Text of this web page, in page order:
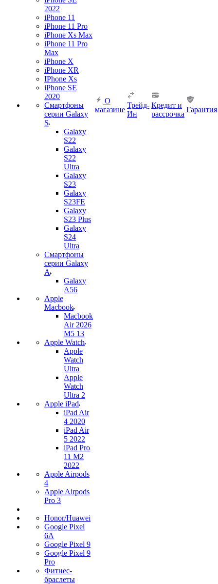
2022
iPhone 11
iPhone 11 Pro
iPhone Xs Max
iPhone 11 Pro
Max
iPhone X
iPhone XR
IPhone Xs
iPhone SE
2020
Смартфоны
серии Galaxy
S
Galaxy
S22
Galaxy
S22
Ultra
Galaxy
S23
Galaxy
S23FE
Galaxy
S23 Plus
Galaxy
S24
Ultra
Смартфоны
серии Galaxy
A
Galaxy
A56
Apple
Macbook
Macbook
Air 2026
M5 13
Apple Watch
Apple
Watch
Ultra
Apple
Watch
Ultra 2
Apple iPad
iPad Air
4 2020
iPad Air
5 2022
iPad Pro
11 M2
2022
Apple Airpods
4
Apple Airpods
Pro 3
Honor/Huawei
Google Pixel
6A
Google Pixel 9
Google Pixel 9
Pro
Фитнес-
браслеты
О
магазине
Трейд-
Ин
Кредит и
рассрочка
Гарантия